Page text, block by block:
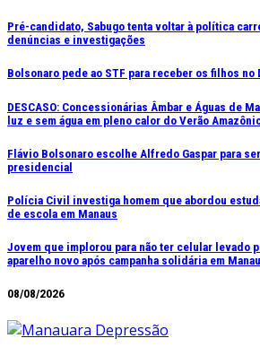
Ir
para
o
Pré-candidato, Sabugo tenta voltar à política
denúncias e investigações
Bolsonaro pede ao STF para receber os filhos no
DESCASO: Concessionárias Âmbar e Águas de
luz e sem água em pleno calor do Verão
Flávio Bolsonaro escolhe Alfredo Gaspar para
presidencial
Polícia Civil investiga homem que abordou
de escola em Manaus
Jovem que implorou para não ter celular levado
aparelho novo após campanha solidária em
08/08/2026